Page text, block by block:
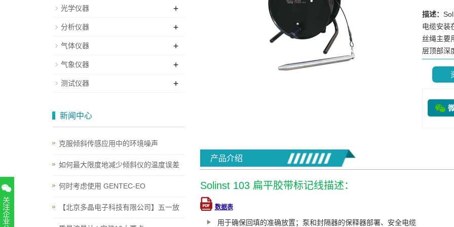
描述：
电缆安装
丝绳主要
层顶部深
产品介绍
Solinst 103 扁平胶带标记线描述：
数据表
用于确保回填的准确放置；泵和封隔器的保释器部署、安全电缆
光学仪器 +
分析仪器 +
气体仪器 +
气象仪器 +
测试仪器 +
新闻中心
克服倾斜传感应用中的环境噪声
如何最大限度地减少倾斜仪的温度误差
何时考虑使用 GENTEC-EO
【北京多晶电子科技有限公司】五一放